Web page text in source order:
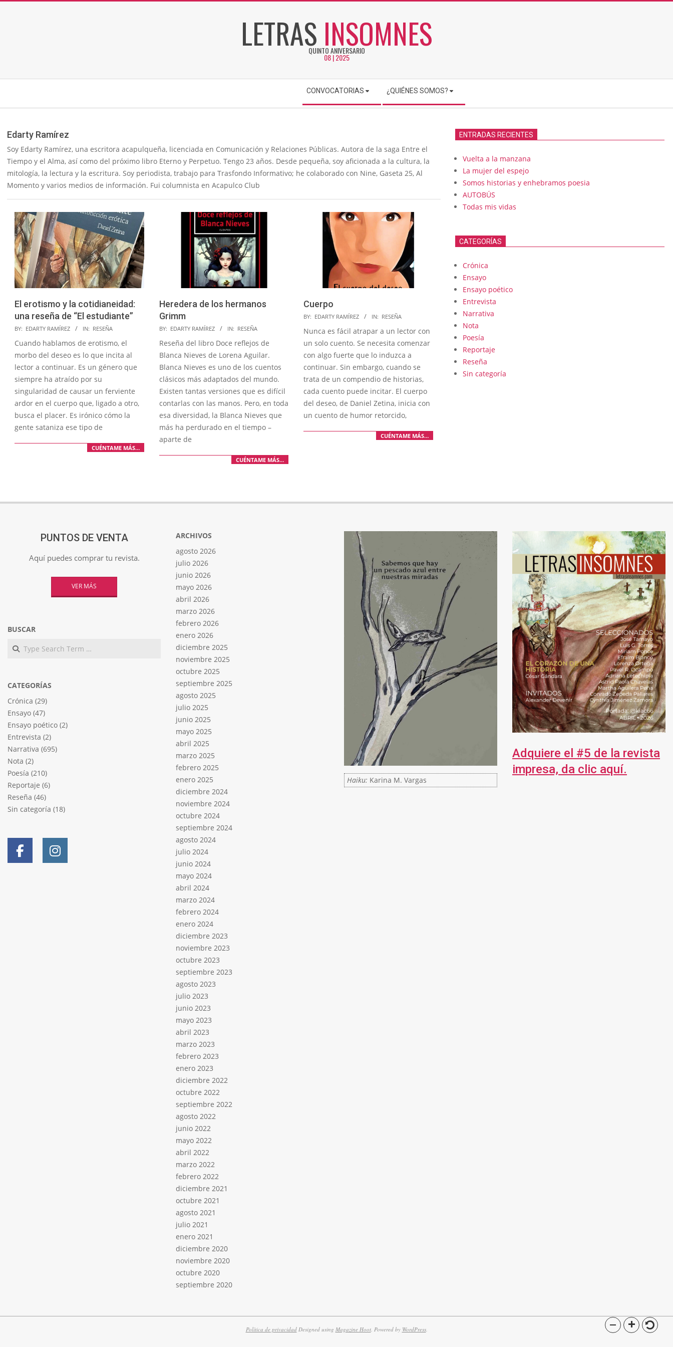
LETRAS INSOMNES
QUINTO ANIVERSARIO
08 | 2025
CONVOCATORIAS ¿QUIÉNES SOMOS?
Edarty Ramírez
Soy Edarty Ramírez, una escritora acapulqueña, licenciada en Comunicación y Relaciones Públicas. Autora de la saga Entre el
Tiempo y el Alma, así como del próximo libro Eterno y Perpetuo. Tengo 23 años. Desde pequeña, soy aficionada a la cultura, la
mitología, la lectura y la escritura. Soy periodista, trabajo para Trasfondo Informativo; he colaborado con Nine, Gaseta 25, Al
Momento y varios medios de información. Fui columnista en Acapulco Club
El erotismo y la cotidianeidad:
una reseña de “El estudiante”
2026-
01-
21
BY: EDARTY RAMÍREZ IN: RESEÑA
Cuando hablamos de erotismo, el
morbo del deseo es lo que incita al
lector a continuar. Es un género que
siempre ha atraído por su
singularidad de causar un ferviente
ardor en el cuerpo que, ligado a otro,
busca el placer. Es irónico cómo la
gente sataniza ese tipo de
CUÉNTAME MÁS…
Heredera de los hermanos
Grimm
2025-
04-
24
BY: EDARTY RAMÍREZ IN: RESEÑA
Reseña del libro Doce reflejos de
Blanca Nieves de Lorena Aguilar.
Blanca Nieves es uno de los cuentos
clásicos más adaptados del mundo.
Existen tantas versiones que es difícil
contarlas con las manos. Pero, en toda
esa diversidad, la Blanca Nieves que
más ha perdurado en el tiempo –
aparte de
CUÉNTAME MÁS…
Cuerpo
2025-
04-
01
BY: EDARTY RAMÍREZ IN: RESEÑA
Nunca es fácil atrapar a un lector con
un solo cuento. Se necesita comenzar
con algo fuerte que lo induzca a
continuar. Sin embargo, cuando se
trata de un compendio de historias,
cada cuento puede incitar. El cuerpo
del deseo, de Daniel Zetina, inicia con
un cuento de humor retorcido,
CUÉNTAME MÁS…
ENTRADAS RECIENTES
Vuelta a la manzana
La mujer del espejo
Somos historias y enhebramos poesia
AUTOBÚS
Todas mis vidas
CATEGORÍAS
Crónica
Ensayo
Ensayo poético
Entrevista
Narrativa
Nota
Poesía
Reportaje
Reseña
Sin categoría
PUNTOS DE VENTA
Aquí puedes comprar tu revista.
VER MÁS
BUSCAR
Search
CATEGORÍAS
Crónica (29)
Ensayo (47)
Ensayo poético (2)
Entrevista (2)
Narrativa (695)
Nota (2)
Poesía (210)
Reportaje (6)
Reseña (46)
Sin categoría (18)
ARCHIVOS
agosto 2026
julio 2026
junio 2026
mayo 2026
abril 2026
marzo 2026
febrero 2026
enero 2026
diciembre 2025
noviembre 2025
octubre 2025
septiembre 2025
agosto 2025
julio 2025
junio 2025
mayo 2025
abril 2025
marzo 2025
febrero 2025
enero 2025
diciembre 2024
noviembre 2024
octubre 2024
septiembre 2024
agosto 2024
julio 2024
junio 2024
mayo 2024
abril 2024
marzo 2024
febrero 2024
enero 2024
diciembre 2023
noviembre 2023
octubre 2023
septiembre 2023
agosto 2023
julio 2023
junio 2023
mayo 2023
abril 2023
marzo 2023
febrero 2023
enero 2023
diciembre 2022
octubre 2022
septiembre 2022
agosto 2022
junio 2022
mayo 2022
abril 2022
marzo 2022
febrero 2022
diciembre 2021
octubre 2021
agosto 2021
julio 2021
enero 2021
diciembre 2020
noviembre 2020
octubre 2020
septiembre 2020
Haiku: Karina M. Vargas
Adquiere el #5 de la revista
impresa, da clic aquí.
Política de privacidadDesigned using Magazine Hoot. Powered by WordPress.